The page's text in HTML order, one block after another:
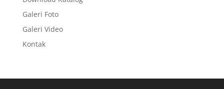
Galeri Foto
Galeri Video
Kontak